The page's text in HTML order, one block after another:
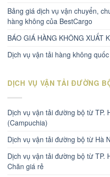
Bảng giá dịch vụ vận chuyển,
hàng không của BestCargo
BÁO GIÁ HÀNG KHÔNG XUẤT
Dịch vụ vận tải hàng không
DỊCH VỤ VẬN TẢI ĐƯỜNG
Dịch vụ vận tải đường bộ từ TP.
(Campuchia)
Dịch vụ vận tải đường bộ từ Hà
Dịch vụ vận tải đường bộ từ TP.
Chăn giá rẻ